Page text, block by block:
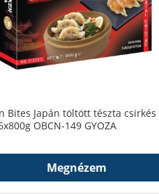
Bites Japán töltött tészta csirkés
OBCN-149 GYOZA
Megnézem